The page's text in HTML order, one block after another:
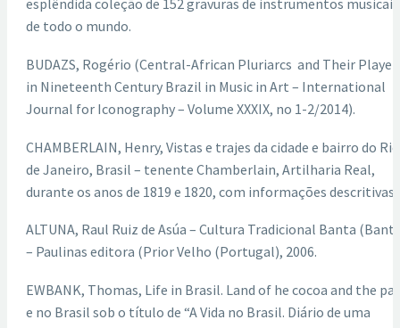
esplêndida coleção de 152 gravuras de instrumentos musicais
de todo o mundo.
BUDAZS, Rogério (Central-African Pluriarcs and Their
in Nineteenth Century Brazil in Music in Art – International
Journal for Iconography – Volume XXXIX, no 1-2/2014).
CHAMBERLAIN, Henry, Vistas e trajes da cidade e bairro do Rio
de Janeiro, Brasil – tenente Chamberlain, Artilharia Real,
durante os anos de 1819 e 1820, com informações descritivas.
ALTUNA, Raul Ruiz de Asúa – Cultura Tradicional Banta
– Paulinas editora (Prior Velho (Portugal), 2006.
EWBANK, Thomas, Life in Brasil. Land of he cocoa and the
e no Brasil sob o título de “A Vida no Brasil. Diário de uma